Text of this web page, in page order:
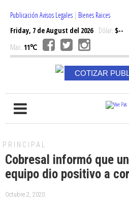
Publicación Avisos Legales | Bienes Raices
Friday, 7 de August del 2026Dólar: $--
Max: 11℃
COTIZAR
PRINCIPAL
Cobresal informó que
equipo dio positivo a
Octubre 2, 2020